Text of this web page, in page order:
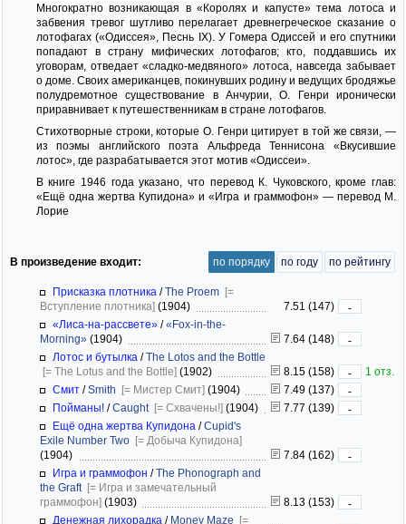
Многократно возникающая в «Королях и капусте» тема лотоса и
забвения тревог шутливо перелагает древнегреческое сказание о
лотофагах («Одиссея», Песнь IX). У Гомера Одиссей и его спутники
попадают в страну мифических лотофагов; кто, поддавшись их
уговорам, отведает «сладко-медвяного» лотоса, навсегда забывает
о доме. Своих американцев, покинувших родину и ведущих бродяжье
полудремотное существование в Анчурии, О. Генри иронически
приравнивает к путешественникам в стране лотофагов.
Стихотворные строки, которые О. Генри цитирует в той же связи, —
из поэмы английского поэта Альфреда Теннисона «Вкусившие
лотос», где разрабатывается этот мотив «Одиссеи».
В книге 1946 года указано, что перевод К. Чуковского, кроме глав:
«Ещё одна жертва Купидона» и «Игра и граммофон» — перевод М.
Лорие
В произведение входит: по порядку по году по рейтингу
Присказка плотника /The Proem [=
Вступление плотника] (1904) 7.51 (147)
-
«Лиса-на-рассвете» /«Fox-in-the-
Morning» (1904) 7.64 (148)
-
Лотос и бутылка /The Lotos and the Bottle
[= The Lotus and the Bottle] (1902) 8.15 (158) -
1 отз.
Смит /Smith [= Мистер Смит] (1904) 7.49 (137)
-
Пойманы! /Caught [= Схвачены!] (1904) 7.77 (139)
-
Ещё одна жертва Купидона /Cupid's
Exile Number Two [= Добыча Купидона]
(1904)
7.84 (162)
-
Игра и граммофон /The Phonograph and
the Graft [= Игра и замечательный
граммофон] (1903) 8.13 (153)
-
Денежная лихорадка / Money Maze [=